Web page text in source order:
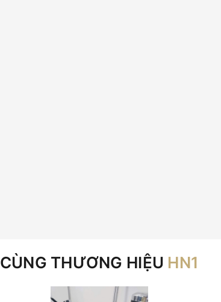
CÙNG THƯƠNG HIỆU HN1